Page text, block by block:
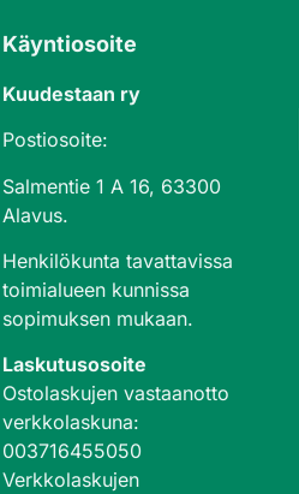
Käyntiosoite
Kuudestaan ry
Postiosoite:
Salmentie 1 A 16, 63300
Alavus.
Henkilökunta tavattavissa
toimialueen kunnissa
sopimuksen mukaan.
Laskutusosoite
Ostolaskujen vastaanotto
verkkolaskuna:
003716455050
Verkkolaskujen